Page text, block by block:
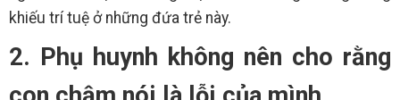
khiếu trí tuệ ở những đứa trẻ này.
2. Phụ huynh không nên cho rằng